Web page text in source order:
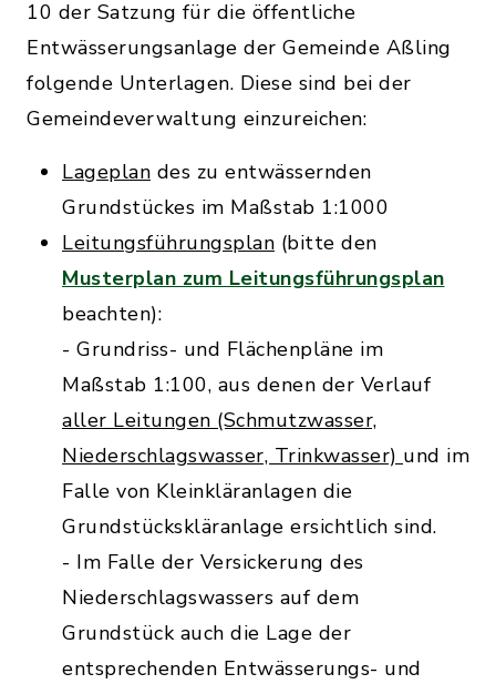
10 der Satzung für die öffentliche
Entwässerungsanlage der Gemeinde Aßling
folgende Unterlagen. Diese sind bei der
Gemeindeverwaltung einzureichen:
Lageplan des zu entwässernden
Grundstückes im Maßstab 1:1000
Leitungsführungsplan (bitte den
Musterplan zum Leitungsführungsplan
beachten):
- Grundriss- und Flächenpläne im
Maßstab 1:100, aus denen der Verlauf
aller Leitungen (Schmutzwasser,
Niederschlagswasser, Trinkwasser) und im
Falle von Kleinkläranlagen die
Grundstückskläranlage ersichtlich sind.
- Im Falle der Versickerung des
Niederschlagswassers auf dem
Grundstück auch die Lage der
entsprechenden Entwässerungs- und